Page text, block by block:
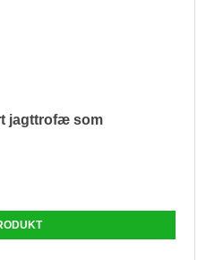
jagttrofæ som